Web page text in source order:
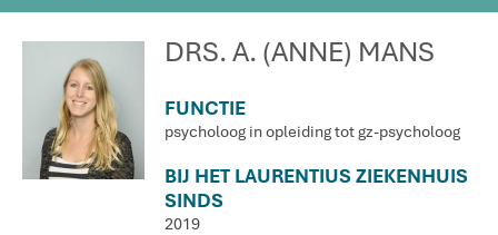
DRS. A. (ANNE) MANS
FUNCTIE
psycholoog in opleiding tot gz-psycholoog
BIJ HET LAURENTIUS ZIEKENHUIS
SINDS
2019